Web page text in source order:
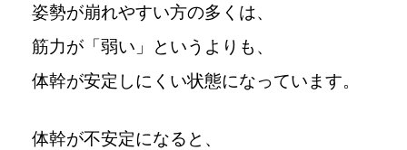
姿勢が崩れやすい方の多くは、
筋力が「弱い」というよりも、
体幹が安定しにくい状態になっています。
体幹が不安定になると、